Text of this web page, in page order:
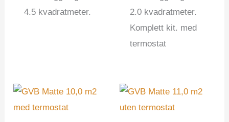
4.5 kvadratmeter.
2.0 kvadratmeter.
Komplett kit. med
termostat